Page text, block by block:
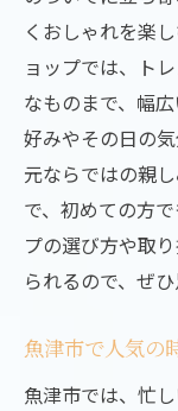
は？
他と
ルチップ
季節に
魚津市
タイル
ネイル
友達に
ネイルチッ
最新トレン
くおしゃれを楽
ョップでは、ト
なものまで、幅
好みやその日の
元ならではの親
で、初めての方
プの選び方や取
られるので、ぜ
魚津市で人気の
魚津市では、忙